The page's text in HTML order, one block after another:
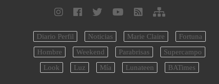
Diario Perfil Noticias Marie Claire
Fortuna
Hombre
Weekend Parabrisas
Supercampo
Look
Luz Mía Lunateen BATimes